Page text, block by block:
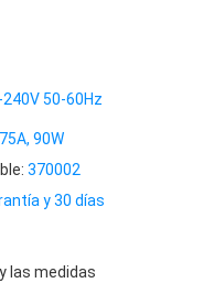
50-60Hz
90W
370002
y 30 días
las medidas